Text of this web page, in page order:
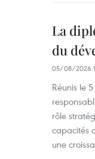
La
du
05/08/2026
Réunis le
rôle
capacités
une